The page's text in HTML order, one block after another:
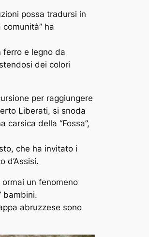
possa tradursi in
ha
ferro e legno da
dei colori
per raggiungere
Liberati, si snoda
della “Fossa”,
che ha invitato i
d’Assisi.
un fenomeno
bambini.
abruzzese sono